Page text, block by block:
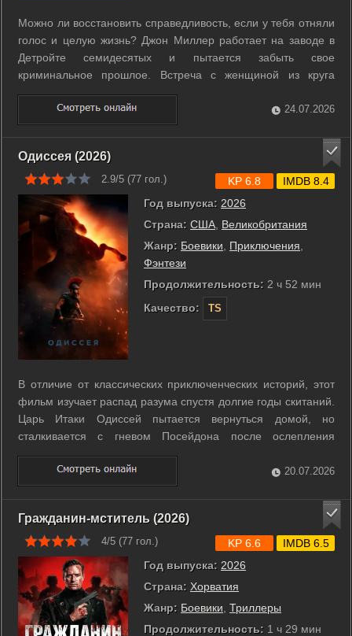
Можно ли восстановить справедливость, если у тебя отняли
голос и целую жизнь? Джон Миллер работает на заводе в
Детройте семидесятых и пытается забыть свое
криминальное прошлое. Встреча с женщиной из круга
влиятельного гангстера оборачивается для него ловушкой.
Героя подставляют, обрекая на долгие годы за решеткой за
преступление, которого он не ...
24.07.2026
Одиссея (2026)
2.9/5 (77 гол.)
Год выпуска: 2026
Страна: США, Великобритания
Жанр: Боевики, Приключения,
Фэнтези
Продолжительность: 2 ч 52 мин
Качество:
TS
KP 6.8 IMDB 8.4
В отличие от классических приключенческих историй, этот
фильм изучает распад разума спустя долгие годы скитаний.
Царь Итаки Одиссей пытается вернуться домой, но
сталкивается с гневом Посейдона после ослепления
циклопа Полифема. В темных пещерах Ээи его армия
гибнет от рук кровожадных лестригонов, оставляя героя в
одиночестве перед лицом судьбы. ...
20.07.2026
Гражданин-мститель (2026)
4/5 (77 гол.)
Год выпуска: 2026
Страна: Хорватия
Жанр: Боевики Триллеры
Продолжительность: 1 ч 29 мин
KP 6.6 IMDB 6.5